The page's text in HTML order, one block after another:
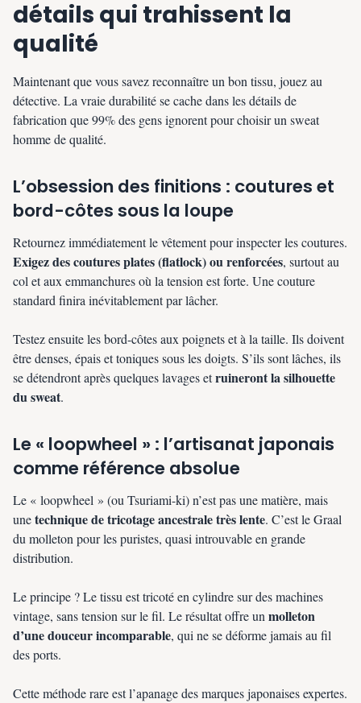
détails qui trahissent la
qualité
Maintenant que vous savez reconnaître un bon tissu, jouez au
détective. La vraie durabilité se cache dans les détails de
fabrication que 99% des gens ignorent pour choisir un sweat
homme de qualité.
L’obsession des finitions : coutures et
bord-côtes sous la loupe
Retournez immédiatement le vêtement pour inspecter les coutures.
Exigez des coutures plates (flatlock) ou renforcées, surtout au
col et aux emmanchures où la tension est forte. Une couture
standard finira inévitablement par lâcher.
Testez ensuite les bord-côtes aux poignets et à la taille. Ils doivent
être denses, épais et toniques sous les doigts. S’ils sont lâches, ils
se détendront après quelques lavages etruineront la silhouette
du sweat.
Le « loopwheel » : l’artisanat japonais
comme référence absolue
Le « loopwheel » (ou Tsuriami-ki) n’est pas une matière, mais
unetechnique de tricotage ancestrale très lente. C’est le Graal
du molleton pour les puristes, quasi introuvable en grande
distribution.
Le principe ? Le tissu est tricoté en cylindre sur des machines
vintage, sans tension sur le fil. Le résultat offre un molleton
d’une douceur incomparable, qui ne se déforme jamais au fil
des ports.
Cette méthode rare est l’apanage des marques japonaises expertes.